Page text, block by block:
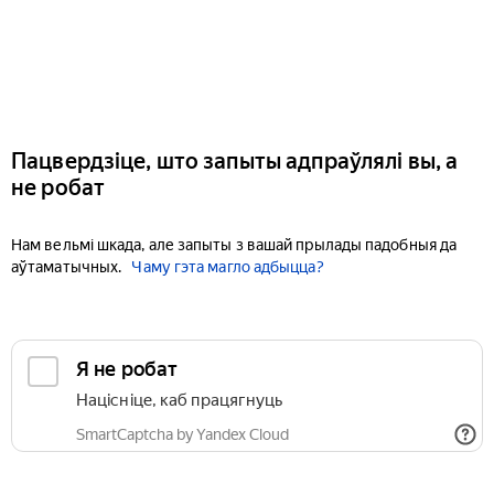
Пацвердзіце, што запыты адпраўлялі вы, а
не робат
Нам вельмі шкада, але запыты з вашай прылады падобныя да
аўтаматычных.
Чаму гэта магло адбыцца?
Я не робат
Націсніце, каб працягнуць
SmartCaptcha by Yandex Cloud